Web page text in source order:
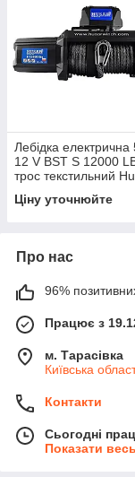
Лебідка електрична
12 V BST S 12000
трос текстильний
Ціну уточнюйте
Про нас
96%
Працює з
м. Тарасівка
Київська
Контакти
Сьогодні
Показати